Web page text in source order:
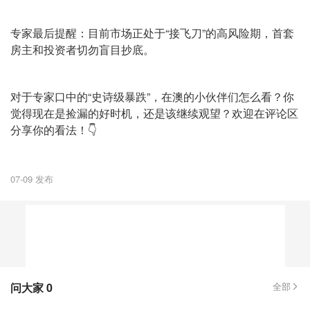
专家最后提醒：目前市场正处于“接飞刀”的高风险期，首套
房主和投资者切勿盲目抄底。
对于专家口中的“史诗级暴跌”，在澳的小伙伴们怎么看？你
觉得现在是捡漏的好时机，还是该继续观望？欢迎在评论区
分享你的看法！👇
07-09 发布
问大家0 全部